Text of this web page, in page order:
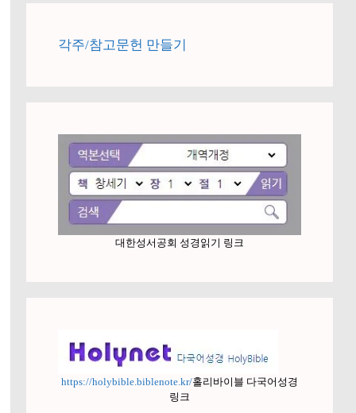
각주/참고문헌 만들기
대한성서공회 성경읽기 링크
https://holybible.biblenote.kr/홀리바이블 다국어성경
링크